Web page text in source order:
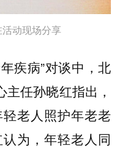
动现场分享
疾病”对谈中，北
任孙晓红指出，
老人照护年老老
为，年轻老人同